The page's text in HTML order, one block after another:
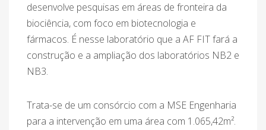
desenvolve pesquisas em áreas de fronteira da
biociência, com foco em biotecnologia e
fármacos. É nesse laboratório que a AF FIT fará a
construção e a ampliação dos laboratórios NB2 e
NB3.
Trata-se de um consórcio com a MSE Engenharia
para a intervenção em uma área com 1.065,42m².